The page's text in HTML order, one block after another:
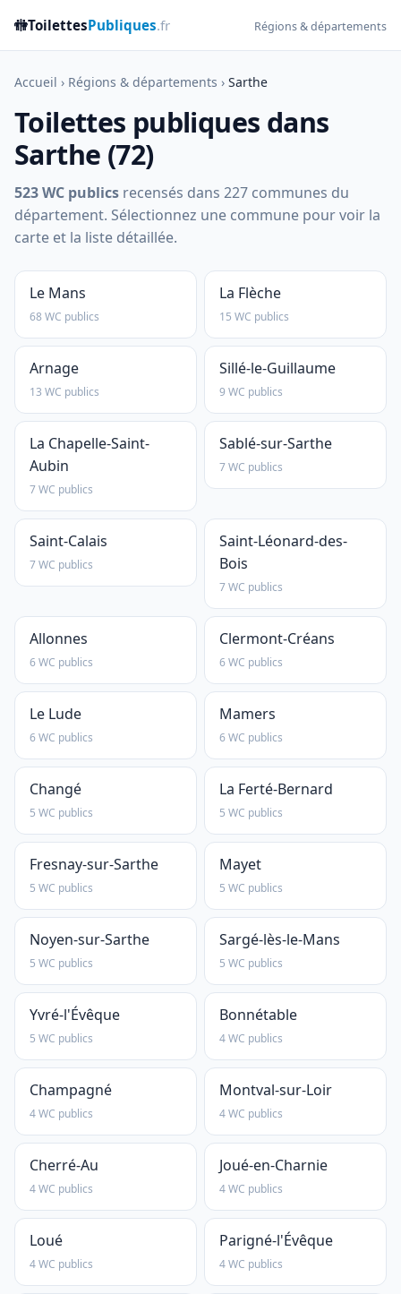
🚻ToilettesPubliques.fr Régions & départements
Accueil › Régions & départements › Sarthe
Toilettes publiques dans
Sarthe (72)
523 WC publics recensés dans 227 communes du
département. Sélectionnez une commune pour voir la
carte et la liste détaillée.
Le Mans
68 WC publics
La Flèche
15 WC publics
Arnage
13 WC publics
Sillé-le-Guillaume
9 WC publics
La Chapelle-Saint-
Aubin
7 WC publics
Sablé-sur-Sarthe
7 WC publics
Saint-Calais
7 WC publics
Saint-Léonard-des-
Bois
7 WC publics
Allonnes
6 WC publics
Clermont-Créans
6 WC publics
Le Lude
6 WC publics
Mamers
6 WC publics
Changé
5 WC publics
La Ferté-Bernard
5 WC publics
Fresnay-sur-Sarthe
5 WC publics
Mayet
5 WC publics
Noyen-sur-Sarthe
5 WC publics
Sargé-lès-le-Mans
5 WC publics
Yvré-l'Évêque
5 WC publics
Bonnétable
4 WC publics
Champagné
4 WC publics
Montval-sur-Loir
4 WC publics
Cherré-Au
4 WC publics
Joué-en-Charnie
4 WC publics
Loué
4 WC publics
Parigné-l'Évêque
4 WC publics